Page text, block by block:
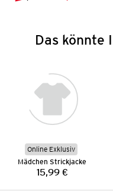
Das könnte
Online Exklusiv
Mädchen Strickjacke
Preis:
15,99 €